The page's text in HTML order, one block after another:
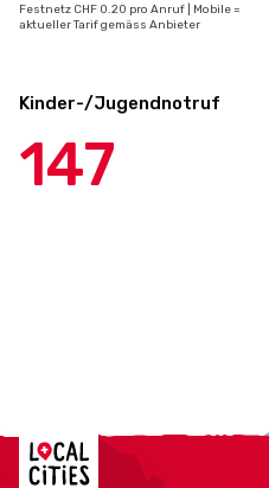
Festnetz CHF 0.20 pro Anruf | Mobile =
aktueller Tarif gemäss Anbieter
Kinder-/Jugendnotruf
147
Localcities